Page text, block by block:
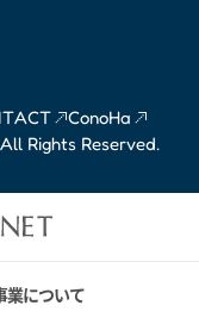
ConoHa
Rights Reserved.
業について